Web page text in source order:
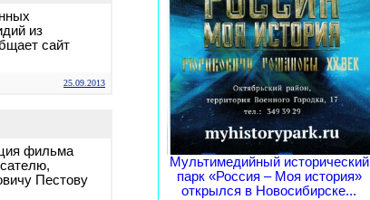
из
сайт
25.09.2013
фильма
Пестову
Мультимедийный исторический
парк «Россия – Моя история»
открылся в Новосибирске...